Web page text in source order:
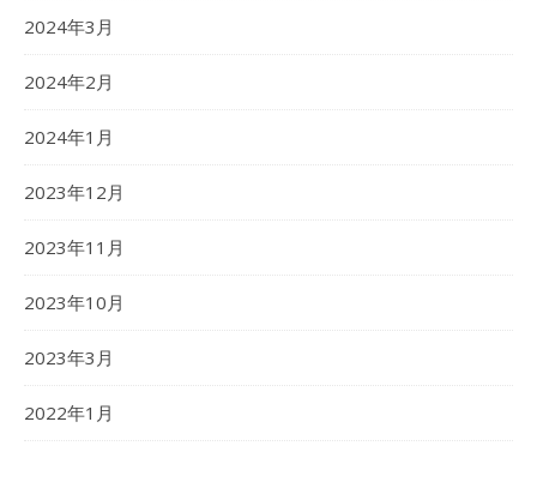
2024年3月
2024年2月
2024年1月
2023年12月
2023年11月
2023年10月
2023年3月
2022年1月